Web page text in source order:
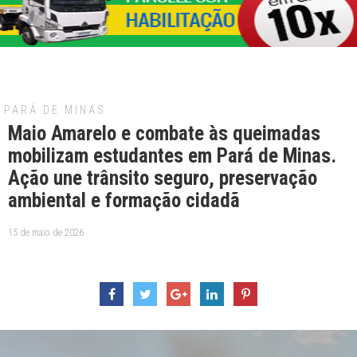
PARÁ DE MINAS
Maio Amarelo e combate às queimadas
mobilizam estudantes em Pará de Minas.
Ação une trânsito seguro, preservação
ambiental e formação cidadã
15 de maio de 2026